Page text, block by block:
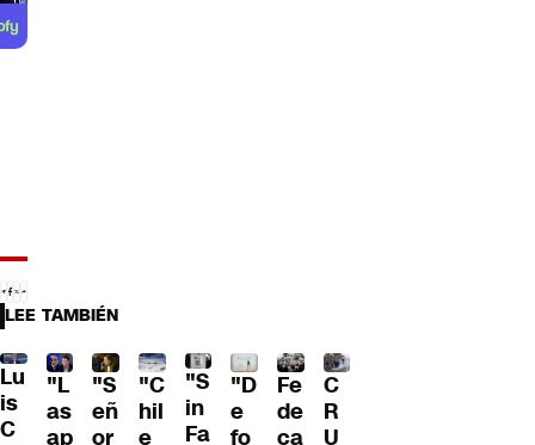
LEE TAMBIÉN
Lu
is
C
"L
as
ap
"S
eñ
or
"C
hil
e
"S
in
Fa
"D
e
fo
Fe
de
ca
C
R
U